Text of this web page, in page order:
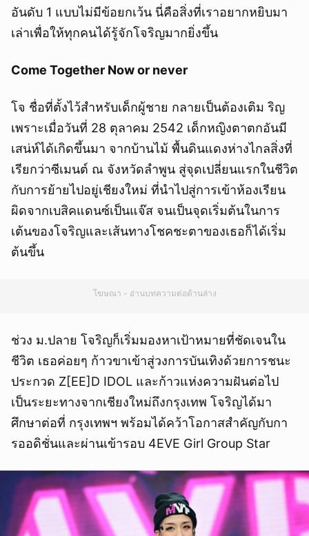
อันดับ 1 แบบไม่มีข้อยกเว้น นี่คือสิ่งที่เราอยากหยิบมา
เล่าเพื่อให้ทุกคนได้รู้จักโจริญมากยิ่งขึ้น
Come Together Now or never
โจ ชื่อที่ตั้งไว้สำหรับเด็กผู้ชาย กลายเป็นต้องเติม ริญ
เพราะเมื่อวันที่ 28 ตุลาคม 2542 เด็กหญิงตาตกอันมี
เสน่ห์ได้เกิดขึ้นมา จากบ้านไม้ พื้นดินแดงห่างไกลสิ่งที่
เรียกว่าซีเมนต์ ณ จังหวัดลำพูน สู่จุดเปลี่ยนแรกในชีวิต
กับการย้ายไปอยู่เชียงใหม่ ที่นำไปสู่การเข้าห้องเรียน
ผิดจากเบสิคแดนซ์เป็นแจ๊ส จนเป็นจุดเริ่มต้นในการ
เต้นของโจริญและเส้นทางโชคชะตาของเธอก็ได้เริ่ม
ต้นขึ้น
โฆษณา - อ่านบทความต่อด้านล่าง
ช่วง ม.ปลาย โจริญก็เริ่มมองหาเป้าหมายที่ชัดเจนใน
ชีวิต เธอค่อยๆ ก้าวขาเข้าสู่วงการบันเทิงด้วยการชนะ
ประกวด Z[EE]D IDOL และก้าวแห่งความฝันต่อไป
เป็นระยะทางจากเชียงใหม่ถึงกรุงเทพ โจริญได้มา
ศึกษาต่อที่ กรุงเทพฯ พร้อมได้คว้าโอกาสสำคัญกับกา
รออดิชั่นและผ่านเข้ารอบ 4EVE Girl Group Star